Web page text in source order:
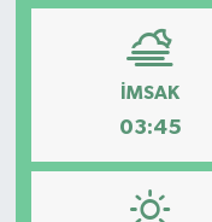
İMSAK
03:45